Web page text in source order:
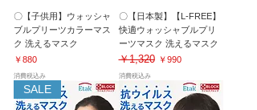
〇【子供用】ウォッシャ
ブルプリーツカラーマス
ク 洗えるマスク
価格
￥880
消費税込み
〇【日本製】【L-FREE】
快適ウォッシャブルプリ
ーツマスク 洗えるマスク
通常価格
￥1,320 セール価格
￥990
消費税込み
SALE